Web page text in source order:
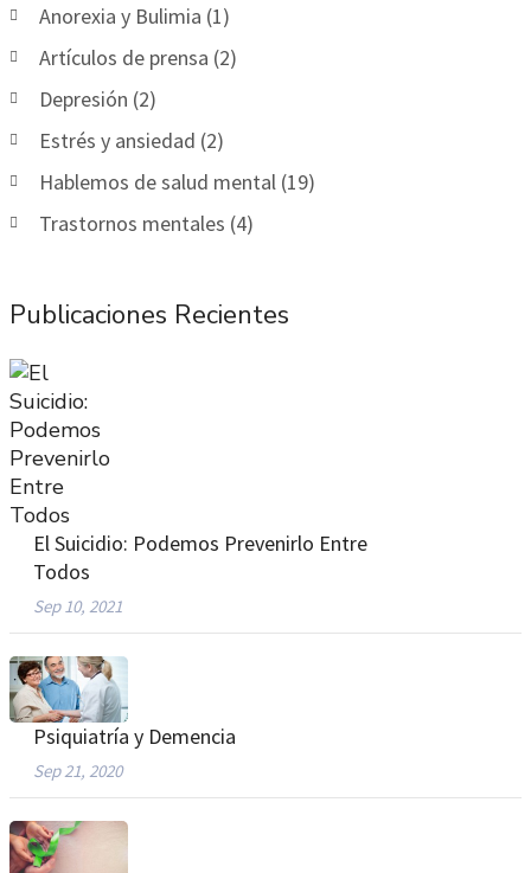
Anorexia y Bulimia (1)
Artículos de prensa (2)
Depresión (2)
Estrés y ansiedad (2)
Hablemos de salud mental (19)
Trastornos mentales (4)
Publicaciones Recientes
El Suicidio: Podemos Prevenirlo Entre
Todos
Sep 10, 2021
Psiquiatría y Demencia
Sep 21, 2020